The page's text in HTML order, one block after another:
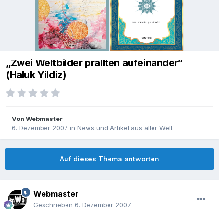
„Zwei Weltbilder prallten aufeinander“
(Haluk Yildiz)
Von Webmaster
6. Dezember 2007 in News und Artikel aus aller Welt
Auf dieses Thema antworten
Webmaster
Geschrieben 6. Dezember 2007